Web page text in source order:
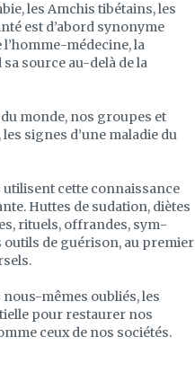
les Amchis tibétains, les
est d’abord synonyme
médecine, la
source au-delà de la
monde, nos groupes et
signes d’une maladie du
cette connaissance
Huttes de sudation, diètes
rituels, offrandes, sym­
outils de guérison, au premier
mêmes oubliés, les
pour restaurer nos
ceux de nos sociétés.